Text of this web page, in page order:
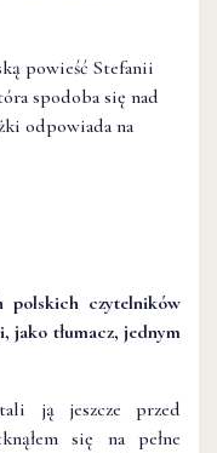
powieść Stefanii
spodoba się nad
odpowiada na
polskich czytelników
jako tłumacz, jednym
ją jeszcze przed
się na pełne